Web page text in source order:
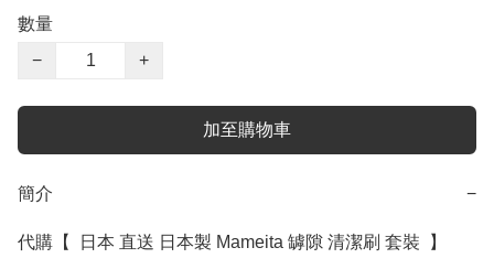
數量
−
+
加至購物車
簡介 −
代購【  日本 直送 日本製 Mameita 罅隙 清潔刷 套裝  】﻿﻿﻿﻿﻿